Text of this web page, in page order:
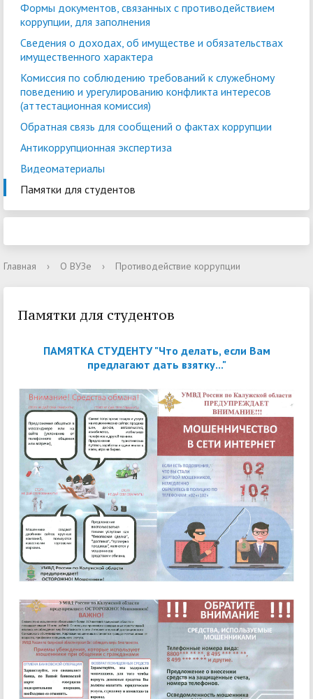
Формы документов, связанных с противодействием
коррупции, для заполнения
Сведения о доходах, об имуществе и обязательствах
имущественного характера
Комиссия по соблюдению требований к служебному
поведению и урегулированию конфликта интересов
(аттестационная комиссия)
Обратная связь для сообщений о фактах коррупции
Антикоррупционная экспертиза
Видеоматериалы
Памятки для студентов
Главная › О ВУЗе › Противодействие коррупции
Памятки для студентов
ПАМЯТКА СТУДЕНТУ "Что делать, если Вам
предлагают дать взятку..."